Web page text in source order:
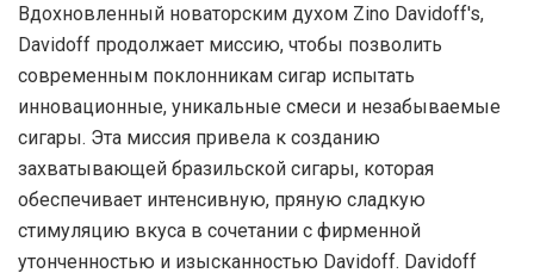
Вдохновленный новаторским духом Zino Davidoff's,
Davidoff продолжает миссию, чтобы позволить
современным поклонникам сигар испытать
инновационные, уникальные смеси и незабываемые
сигары. Эта миссия привела к созданию
захватывающей бразильской сигары, которая
обеспечивает интенсивную, пряную сладкую
стимуляцию вкуса в сочетании с фирменной
утонченностью и изысканностью Davidoff. Davidoff